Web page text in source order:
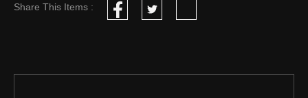
Share This Items :